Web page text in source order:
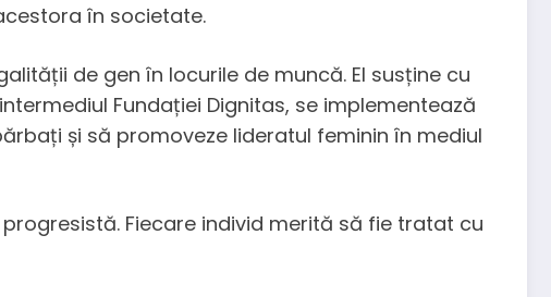
în societate.
de gen în locurile de muncă. El susține cu
Fundației Dignitas, se implementează
și să promoveze lideratul feminin în mediul
Fiecare individ merită să fie tratat cu